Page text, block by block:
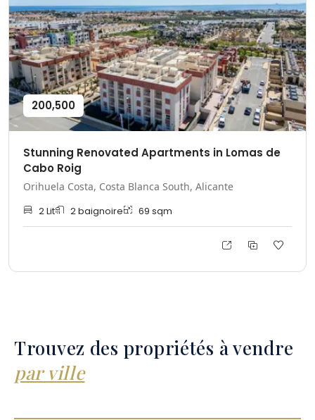
200,500
Stunning Renovated Apartments in Lomas de
Cabo Roig
Orihuela Costa, Costa Blanca South, Alicante
2Lit 2baignoire 69 sqm
Trouvez des propriétés à vendre
par ville